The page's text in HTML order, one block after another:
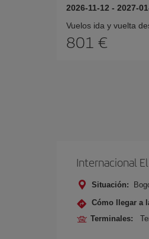
2026-11-12 - 2027-
Vuelos ida y vuelta
801 €
Internacional
Situación:
Cómo llegar a
Terminales: